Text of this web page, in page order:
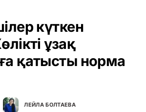
күткен
ұзақ
қатысты норма
ЛЕЙЛА БОЛТАЕВА